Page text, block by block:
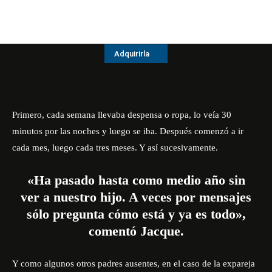
Adquirirla
Primero, cada semana llevaba despensa o ropa, lo veía 30
minutos por las noches y luego se iba. Después comenzó a ir
cada mes, luego cada tres meses. Y así sucesivamente.
«Ha pasado hasta como medio año sin
ver a nuestro hijo. A veces por mensajes
sólo pregunta cómo está y ya es todo»,
comentó Jacque.
Y como algunos otros padres ausentes, en el caso de la expareja